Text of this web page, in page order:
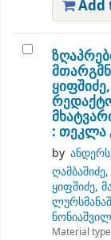
Add
: თეკლა
by
ყიფშიძე,
Material